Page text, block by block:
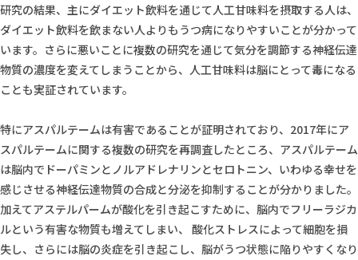
研究の結果、主にダイエット飲料を通じて人工甘味料を摂取する人は、
ダイエット飲料を飲まない人よりもうつ病になりやすいことが分かって
います。さらに悪いことに複数の研究を通じて気分を調節する神経伝達
物質の濃度を変えてしまうことから、人工甘味料は脳にとって毒になる
ことも実証されています。
特にアスパルテームは有害であることが証明されており、2017年にア
スパルテームに関する複数の研究を再調査したところ、アスパルテーム
は脳内でドーパミンとノルアドレナリンとセロトニン、いわゆる幸せを
感じさせる神経伝達物質の合成と分泌を抑制することが分かりました。
加えてアステルパームが酸化を引き起こすために、脳内でフリーラジカ
ルという有害な物質も増えてしまい、 酸化ストレスによって細胞を損
失し、さらには脳の炎症を引き起こし、脳がうつ状態に陥りやすくなり